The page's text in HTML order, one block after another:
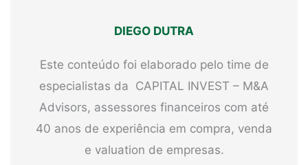
DIEGO DUTRA
Este conteúdo foi elaborado pelo time de
especialistas da CAPITAL INVEST – M&A
Advisors, assessores financeiros com até
40 anos de experiência em compra, venda
e valuation de empresas.